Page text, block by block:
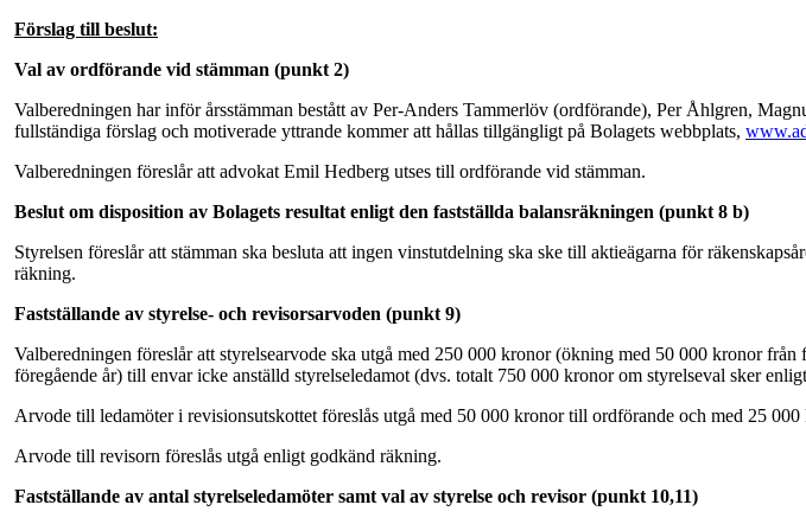
Förslag till beslut:
Val av ordförande vid stämman (punkt 2)
Valberedningen har inför årsstämman bestått av Per-Anders Tammerlöv (ordförande), Per Åhlgren,
fullständiga förslag och motiverade yttrande kommer att hållas tillgängligt på Bolagets webbplats,
Valberedningen föreslår att advokat Emil Hedberg utses till ordförande vid stämman.
Beslut om disposition av Bolagets resultat enligt den fastställda balansräkningen (punkt 8 b)
Styrelsen föreslår att stämman ska besluta att ingen vinstutdelning ska ske till aktieägarna för
räkning.
Fastställande av styrelse- och revisorsarvoden (punkt 9)
Valberedningen föreslår att styrelsearvode ska utgå med 250 000 kronor (ökning med 50 000 kronor
föregående år) till envar icke anställd styrelseledamot (dvs. totalt 750 000 kronor om styrelseval sker
Arvode till ledamöter i revisionsutskottet föreslås utgå med 50 000 kronor till ordförande och med 25
Arvode till revisorn föreslås utgå enligt godkänd räkning.
Fastställande av antal styrelseledamöter samt val av styrelse och revisor (punkt 10,11)